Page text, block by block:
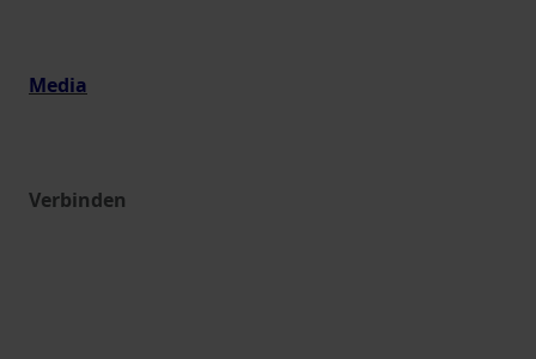
Media
Verbinden